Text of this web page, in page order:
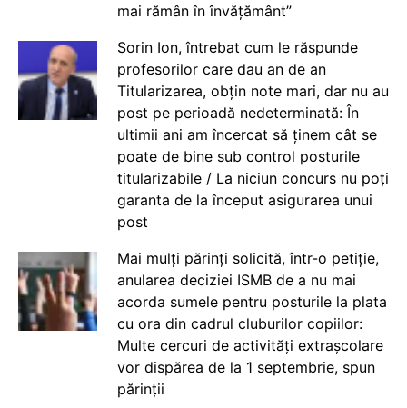
mai rămân în învățământ”
Sorin Ion, întrebat cum le răspunde
profesorilor care dau an de an
Titularizarea, obțin note mari, dar nu au
post pe perioadă nedeterminată: În
ultimii ani am încercat să ținem cât se
poate de bine sub control posturile
titularizabile / La niciun concurs nu poți
garanta de la început asigurarea unui
post
Mai mulți părinți solicită, într-o petiție,
anularea deciziei ISMB de a nu mai
acorda sumele pentru posturile la plata
cu ora din cadrul cluburilor copiilor:
Multe cercuri de activități extrașcolare
vor dispărea de la 1 septembrie, spun
părinții